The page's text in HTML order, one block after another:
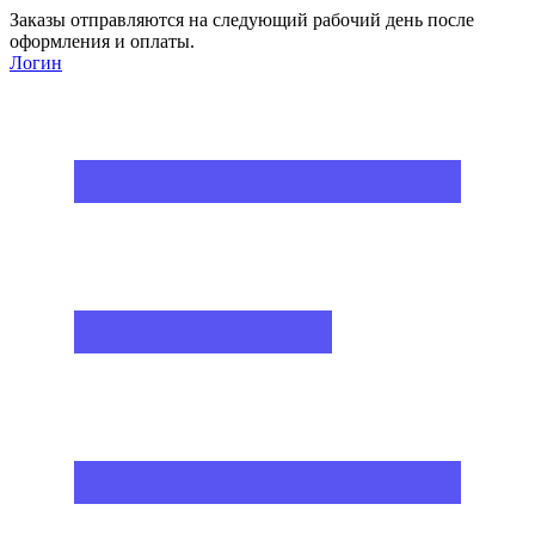
Заказы отправляются на следующий рабочий день после
оформления и оплаты.
Логин